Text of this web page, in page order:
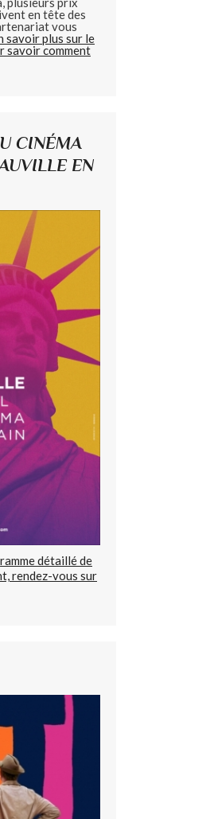
en tête des
vous
savoir plus sur le
savoir comment
CINÉMA
EN
détaillé de
rendez-vous sur